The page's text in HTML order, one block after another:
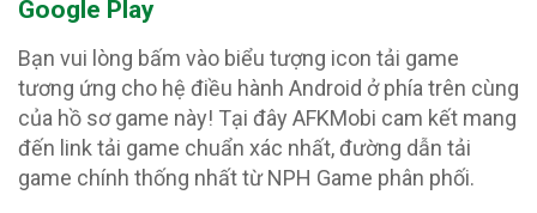
Google Play
Bạn vui lòng bấm vào biểu tượng icon tải game
tương ứng cho hệ điều hành Android ở phía trên cùng
của hồ sơ game này! Tại đây AFKMobi cam kết mang
đến link tải game chuẩn xác nhất, đường dẫn tải
game chính thống nhất từ NPH Game phân phối.